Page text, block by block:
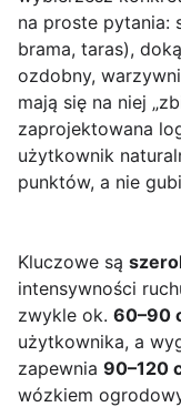
na proste pytania:
brama, taras),
ozdobny,
mają się na niej
zaprojektowana
użytkownik
punktów, a nie
Kluczowe są
intensywności
zwykle ok. 60–90
użytkownika, a
zapewnia 90–120
wózkiem